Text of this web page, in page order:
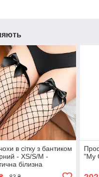
в сітку з бантиком
- XS/S/М -
білизна
"My